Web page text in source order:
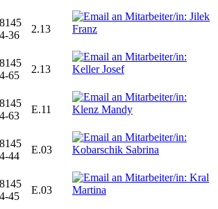
36
2.13
65
2.13
63
E.11
44
E.03
45
E.03